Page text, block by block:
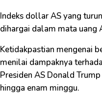
Indeks dollar AS yang
dihargai dalam mata uang
Ketidakpastian mengenai
menilai dampaknya
Presiden AS Donald
hingga enam minggu.